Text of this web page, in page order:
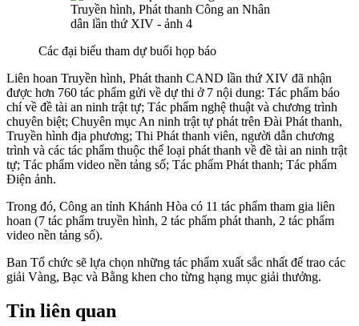
Các đại biểu tham dự buổi họp báo
Liên hoan Truyền hình, Phát thanh CAND lần thứ XIV đã nhận
được hơn 760 tác phẩm gửi về dự thi ở 7 nội dung: Tác phẩm báo
chí về đề tài an ninh trật tự; Tác phẩm nghệ thuật và chương trình
chuyên biệt; Chuyên mục An ninh trật tự phát trên Đài Phát thanh,
Truyền hình địa phương; Thi Phát thanh viên, người dẫn chương
trình và các tác phẩm thuộc thể loại phát thanh về đề tài an ninh trật
tự; Tác phẩm video nền tảng số; Tác phẩm Phát thanh; Tác phẩm
Điện ảnh.
Trong đó, Công an tỉnh Khánh Hòa có 11 tác phẩm tham gia liên
hoan (7 tác phẩm truyền hình, 2 tác phẩm phát thanh, 2 tác phẩm
video nền tảng số).
Ban Tổ chức sẽ lựa chọn những tác phẩm xuất sắc nhất để trao các
giải Vàng, Bạc và Bằng khen cho từng hạng mục giải thưởng.
Tin liên quan